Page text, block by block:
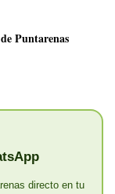
Puntarenas
directo en tu